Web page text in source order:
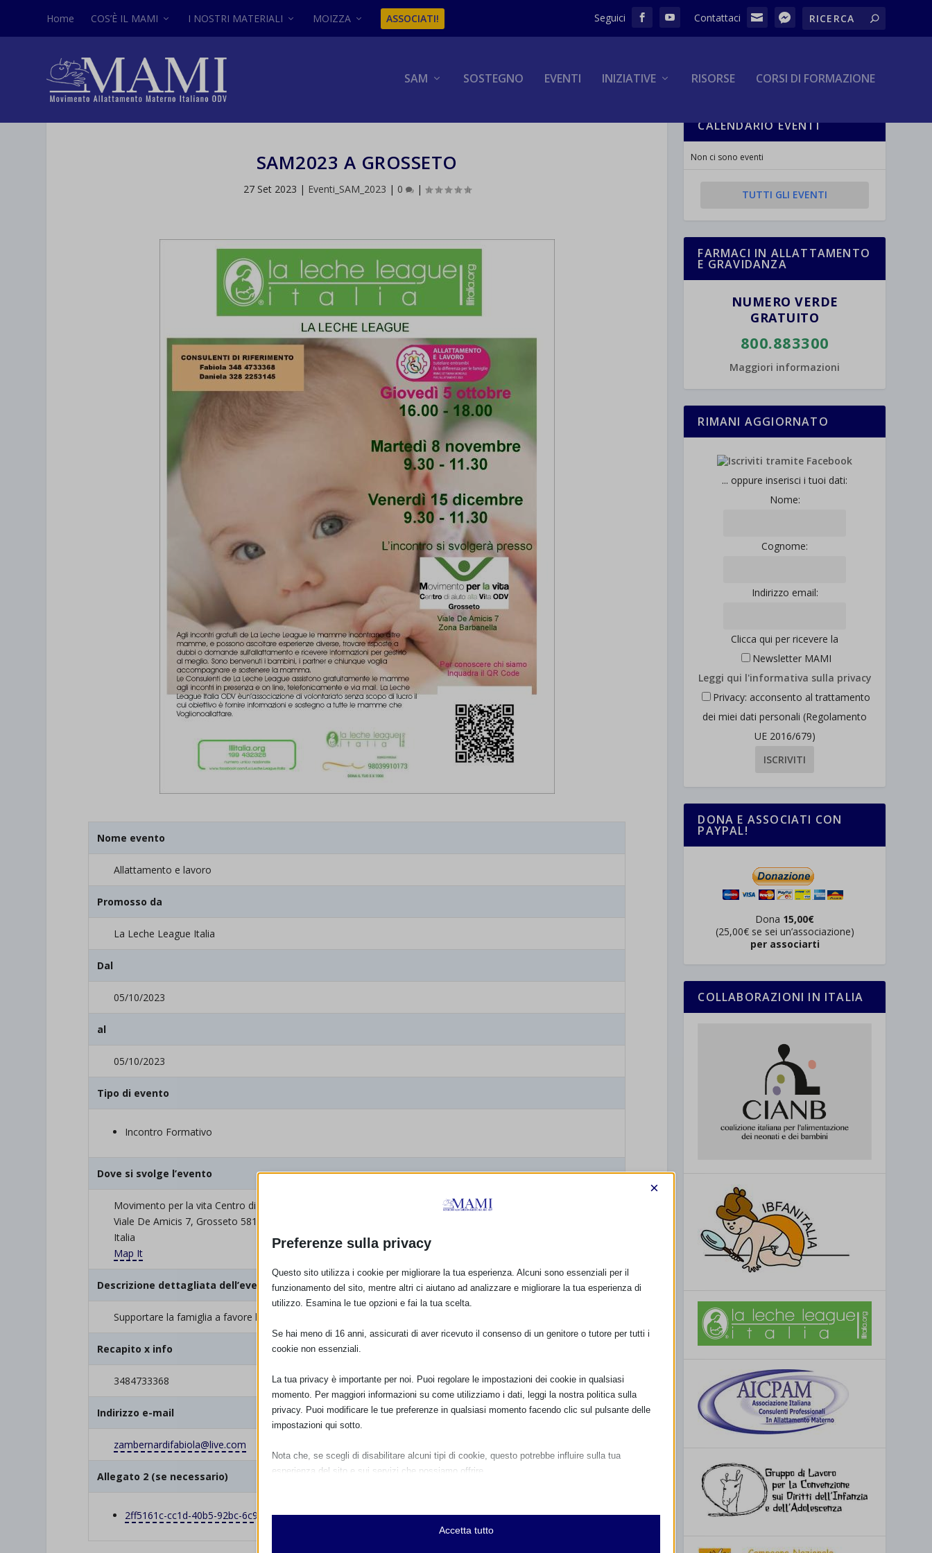
Home COS’È IL MAMI I NOSTRI MATERIALI MOIZZA ASSOCIATI!
SAM SOSTEGNO EVENTI INIZIATIVE RISORSE CORSI DI FORMAZIONE
SAM2023 A GROSSETO
27 Set 2023 | Eventi_SAM_2023 | 0 |
Nome evento
Allattamento e lavoro
Promosso da
La Leche League Italia
Dal
05/10/2023
al
05/10/2023
Tipo di evento
Incontro Formativo
Dove si svolge l’evento
Movimento per la vita Centro di aiuto alla Vita ODV
Viale De Amicis 7, Grosseto 58100 Grosseto
Italia
Map It
Descrizione dettagliata dell’evento
Supportare la famiglia a favore l’allattamento quando la mamma deve riprendere l’attività lavorativa.
Recapito x info
3484733368
Indirizzo e-mail
zambernardifabiola@live.com
Allegato 2 (se necessario)
2ff5161c-cc1d-40b5-92bc-6c97befbe8c8.JPG
CALENDARIO EVENTI
Non ci sono eventi
TUTTI GLI EVENTI
FARMACI IN ALLATTAMENTO
E GRAVIDANZA
NUMERO VERDE
GRATUITO
800.883300
Maggiori informazioni
RIMANI AGGIORNATO
... oppure inserisci i tuoi dati:
Nome:
Cognome:
Indirizzo email:
Clicca qui per ricevere la
Newsletter MAMI
Leggi qui l'informativa sulla privacy
Privacy: acconsento al trattamento
dei miei dati personali (Regolamento
UE 2016/679)
DONA E ASSOCIATI CON
PAYPAL!
Dona 15,00€
(25,00€ se sei un’associazione)
per associarti
COLLABORAZIONI IN ITALIA
Preferenze sulla privacy
×
Questo sito utilizza i cookie per migliorare la tua esperienza. Alcuni sono essenziali per il
funzionamento del sito, mentre altri ci aiutano ad analizzare e migliorare la tua esperienza di
utilizzo. Esamina le tue opzioni e fai la tua scelta.
Se hai meno di 16 anni, assicurati di aver ricevuto il consenso di un genitore o tutore per tutti i
cookie non essenziali.
La tua privacy è importante per noi. Puoi regolare le impostazioni dei cookie in qualsiasi
momento. Per maggiori informazioni su come utilizziamo i dati, leggi la nostra politica sulla
privacy. Puoi modificare le tue preferenze in qualsiasi momento facendo clic sul pulsante delle
impostazioni qui sotto.
Nota che, se scegli di disabilitare alcuni tipi di cookie, questo potrebbe influire sulla tua
esperienza del sito e sui servizi che possiamo offrire.
Accetta tutto